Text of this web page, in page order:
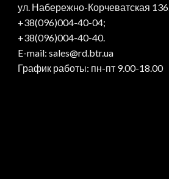
ул. Набережно-Корчеватская 136.
+38(096)004-40-04;
+38(096)004-40-40.
E-mail: sales@rd.btr.ua
График работы: пн-пт 9.00-18.00